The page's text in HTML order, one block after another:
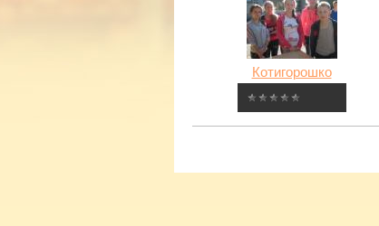
Котигорошко